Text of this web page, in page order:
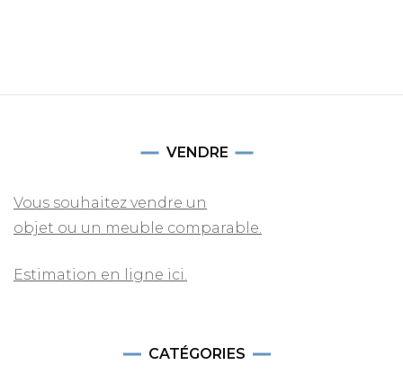
VENDRE
Vous souhaitez vendre un
objet ou un meuble comparable.
Estimation en ligne ici.
CATÉGORIES